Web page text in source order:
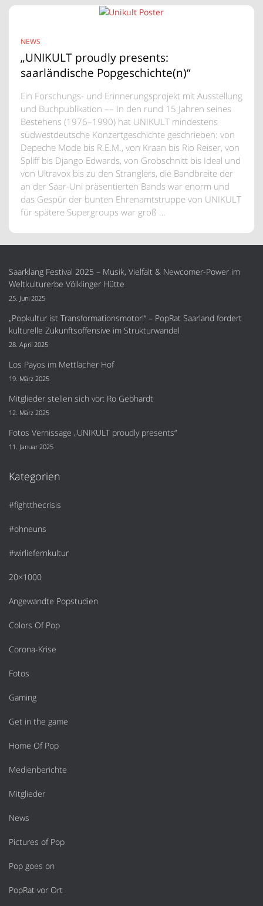
NEWS
„UNIKULT proudly presents:
saarländische Popgeschichte(n)“
Ein Forschungs- und Erinnerungsprojekt mit Ausstellung
und Buchpublikation –– In den rund 15 Jahren seines
Bestehens (1976–1990) hat UNIKULT mindestens
südwestdeutsche Konzertgeschichte geschrieben: von
Depeche Mode bis R.E.M., von Kraan bis Rio Reiser, von
Spliff bis Django Edwards, von Grobschnitt bis Ideal und
von Ultravox bis zu den Stranglers, die Bandbreite der
an der Saar-Uni präsentierten Bands war enorm und
das Gespür der bunten Ehrenamtstruppe von UNIKULT
für spätere Supergroups war groß …
Saarklang Festival 2025 – Musik, Vielfalt & Newcomer-Power im
Weltkulturerbe Völklinger Hütte
25. Juni 2025
„Popkultur ist Transformationsmotor!“ – PopRat Saarland fordert
kulturelle Zukunftsoffensive im Strukturwandel
28. April 2025
Los Payos im Mettlacher Hof
19. März 2025
Mitglieder stellen sich vor: Ro Gebhardt
12. März 2025
Fotos Vernissage „UNIKULT proudly presents“
11. Januar 2025
Kategorien
#fightthecrisis
#ohneuns
#wirliefernkultur
20×1000
Angewandte Popstudien
Colors Of Pop
Corona-Krise
Fotos
Gaming
Get in the game
Home Of Pop
Medienberichte
Mitglieder
News
Pictures of Pop
Pop goes on
PopRat vor Ort